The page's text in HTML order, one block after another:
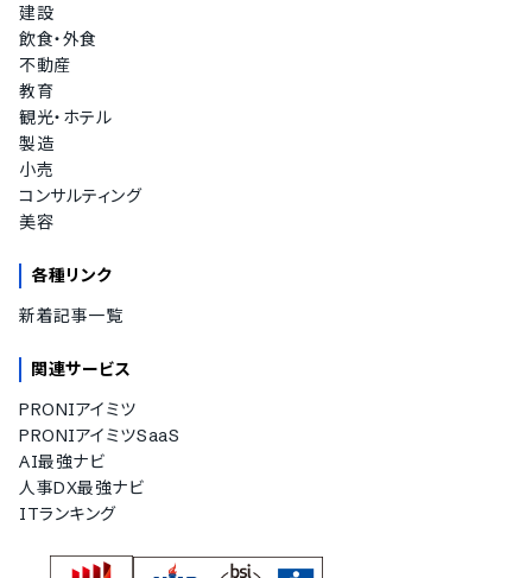
建設
飲食・外食
不動産
教育
観光・ホテル
製造
小売
コンサルティング
美容
各種リンク
新着記事一覧
関連サービス
PRONIアイミツ
PRONIアイミツSaaS
AI最強ナビ
人事DX最強ナビ
ITランキング